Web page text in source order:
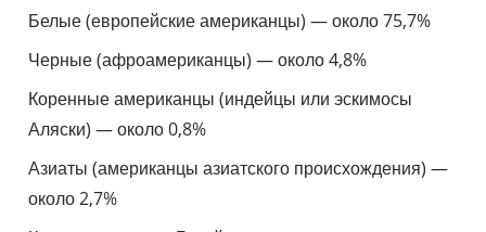
Белые (европейские американцы) — около 75,7%
Черные (афроамериканцы) — около 4,8%
Коренные американцы (индейцы или эскимосы
Аляски) — около 0,8%
Азиаты (американцы азиатского происхождения) —
около 2,7%